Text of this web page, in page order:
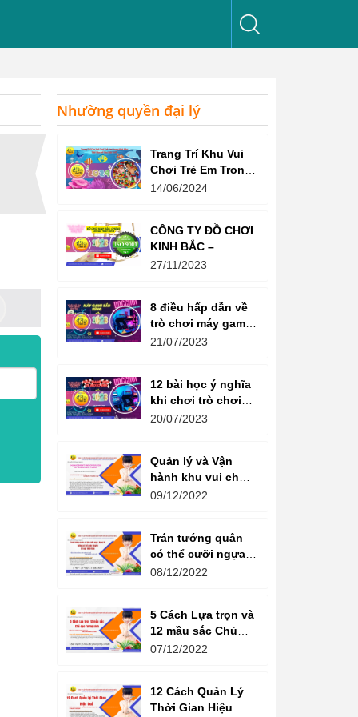
Nhường quyền đại lý
Trang Trí Khu Vui
Chơi Trẻ Em Trong
Nhà Như Thế Nào
14/06/2024
CÔNG TY ĐỒ CHƠI
KINH BẮC –
CHỨNG CHỈ ISO
27/11/2023
8 điều hấp dẫn về
trò chơi máy game
bắn súng
21/07/2023
12 bài học ý nghĩa
khi chơi trò chơi
máy game đua xe
20/07/2023
Quản lý và Vận
hành khu vui chơi
giải trí -
amusement parks
09/12/2022
Trán tướng quân
có thể cưỡi ngựa,
Bụng tể tướng có
08/12/2022
5 Cách Lựa trọn và
12 mầu sắc Chủ
đạo Tương sinh
năng lượng
07/12/2022
12 Cách Quản Lý
Thời Gian Hiệu